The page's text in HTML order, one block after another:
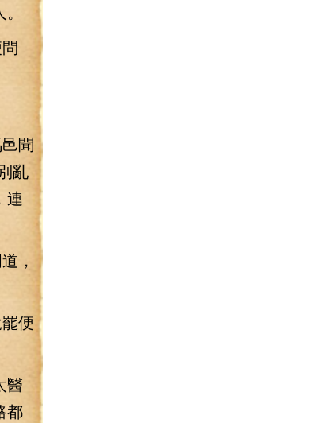
聞
亂
連
，
便
醫
都